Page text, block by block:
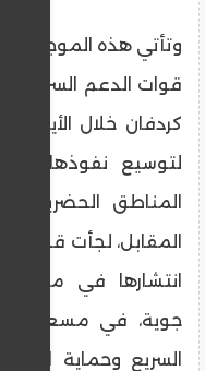
​وتأتي هذه الموجة من
قوات الدعم السريع
كردفان خلال الأيام
لتوسيع نفوذها
المناطق الحضرية
المقابل، لجأت قوات
انتشارها في
جوية، في مسعى
السريع وحماية